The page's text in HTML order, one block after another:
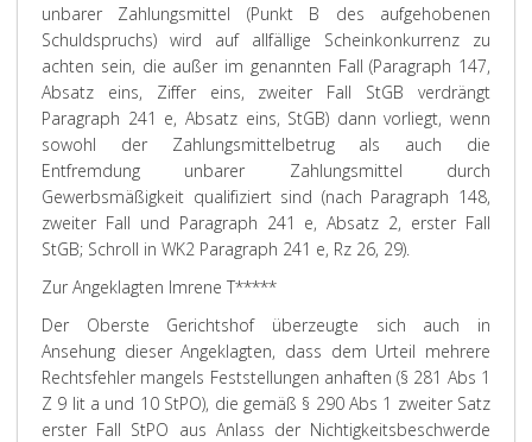
unbarer Zahlungsmittel (Punkt B des aufgehobenen
Schuldspruchs) wird auf allfällige Scheinkonkurrenz zu
achten sein, die außer im genannten Fall (Paragraph 147,
Absatz eins, Ziffer eins, zweiter Fall StGB verdrängt
Paragraph 241 e, Absatz eins, StGB) dann vorliegt, wenn
sowohl der Zahlungsmittelbetrug als auch die
Entfremdung unbarer Zahlungsmittel durch
Gewerbsmäßigkeit qualifiziert sind (nach Paragraph 148,
zweiter Fall und Paragraph 241 e, Absatz 2, erster Fall
StGB; Schroll in WK2 Paragraph 241 e, Rz 26, 29).
Zur Angeklagten Imrene T*****
Der Oberste Gerichtshof überzeugte sich auch in
Ansehung dieser Angeklagten, dass dem Urteil mehrere
Rechtsfehler mangels Feststellungen anhaften (§ 281 Abs 1
Z 9 lit a und 10 StPO), die gemäß § 290 Abs 1 zweiter Satz
erster Fall StPO aus Anlass der Nichtigkeitsbeschwerde